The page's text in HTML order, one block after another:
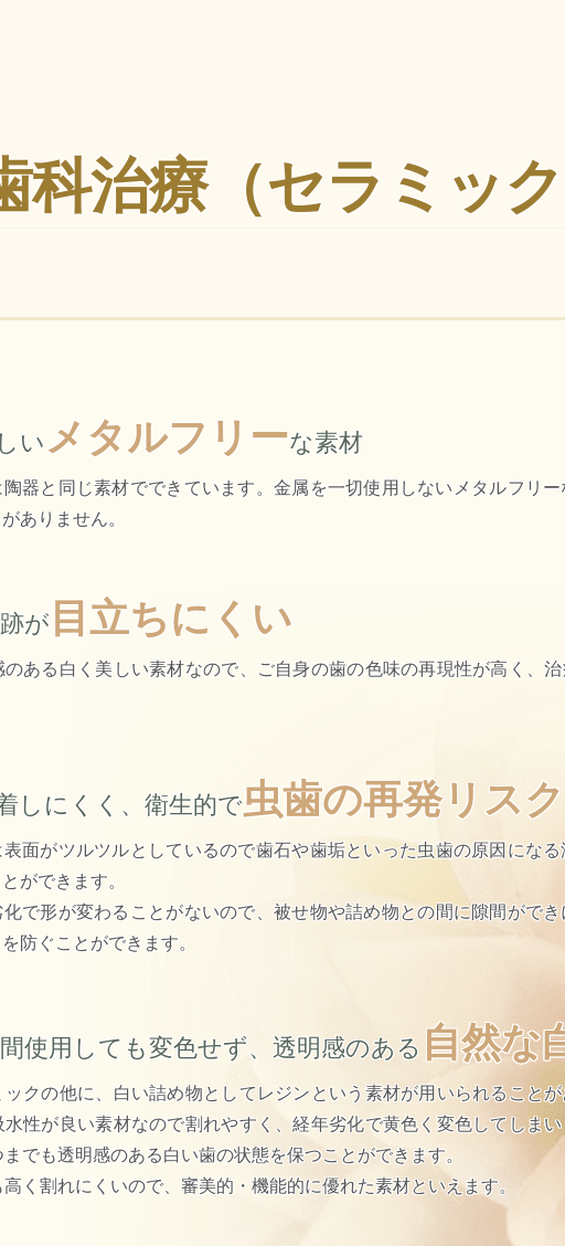
科治療（セラミック
いメタルフリーな素材
器と同じ素材でできています。金属を一切使用しないメタルフリ
ありません。
が 目立ちにくい
ある白く美しい素材なので、
ご自身の歯の色味の再現性が高く、
しにくく、衛生的で虫歯の再発リスク
面がツルツルとしているので歯石や歯垢といった虫歯の原因にな
ができます。
化で形が変わることがないので、被せ物や詰め物との間に隙間がで
防ぐことができます。
使用しても変色せず、透明感のある 自然な
ックの他に、白い詰め物としてレジンという素材が用いられること
水性が良い素材なので割れやすく、経年劣化で黄色く変色してしま
までも透明感のある白い歯の状態を保つことができます。
く割れにくいので、審美的・機能的に優れた素材といえます。